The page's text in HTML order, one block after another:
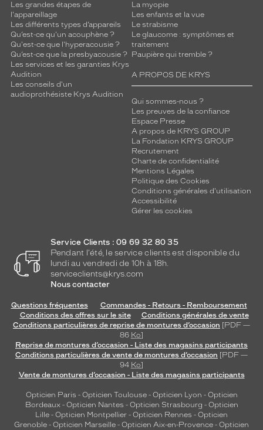
Les grandes étapes de
l'appareillage
Les différents types d’appareils
Qu’est-ce qu'un acouphène ?
Qu'est-ce que l'hyperacousie ?
Qu’est-ce que la presbyacousie ?
Les services et les garanties Krys
Audition
Les conseils d'un
audioprothésiste Krys Audition
La myopie
Les enfants et la vue
Le strabisme
Le glaucome : symptômes et
traitement
Paupière qui tremble ?
A PROPOS DE KRYS
Qui sommes-nous ?
Les preuves de la confiance
Espace Presse
A propos de KRYS GROUP
La Fondation KRYS GROUP
Recrutement
Charte de confidentialité
Mentions Légales
Politique des Cookies
Conditions générales d'utilisation
Accessibilité
Gérer les cookies
Service Clients : 09 69 32 80 35
Pendant l'été, le service clients est disponible du
lundi au vendredi de 10h à 18h.
serviceclients@krys.com
Nous contacter
Questions fréquentes
Commandes - Retours - Remboursement
Conditions des offres sur le site
Conditions générales de vente
Conditions particulières de reprise de montures d’occasion [PDF —
86 Ko]
Reprise de montures d’occasion - Liste des magasins participants
Conditions particulières de vente de montures d’occasion [PDF —
94 Ko]
Vente de montures d’occasion - Liste des magasins participants
Opticien Paris - Opticien Toulouse- Opticien Lyon - Opticien
Bordeaux- Opticien Nantes - Opticien Strasbourg - Opticien
Lille - Opticien Montpellier - Opticien Rennes - Opticien
Grenoble - Opticien Marseille - Opticien Aix-en-Provence - Opticien